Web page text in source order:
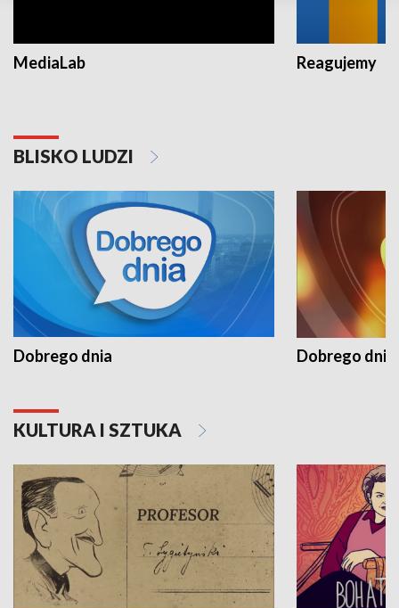
MediaLab Reagujemy
BLISKO LUDZI
Dobrego dnia Dobrego dnia
KULTURA I SZTUKA